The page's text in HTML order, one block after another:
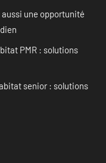
une opportunité
PMR : solutions
senior : solutions